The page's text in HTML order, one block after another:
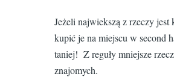
Jeżeli najwiekszą z rzeczy jest
kupić je na miejscu w second
taniej! Z reguły mniejsze
znajomych.